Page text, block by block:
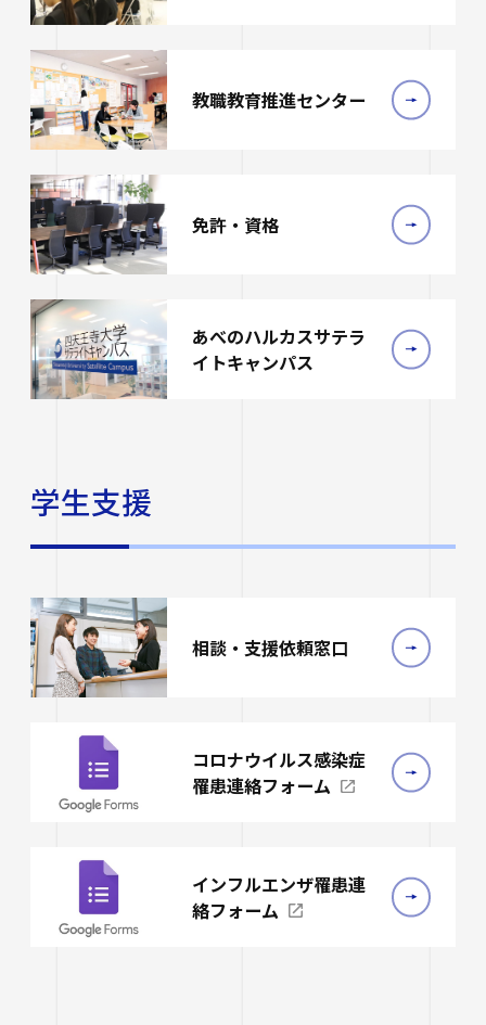
教職教育推進センター
免許・資格
あべのハルカスサテラ
イトキャンパス
学生支援
相談・支援依頼窓口
コロナウイルス感染症
罹患連絡フォーム
インフルエンザ罹患連
絡フォーム